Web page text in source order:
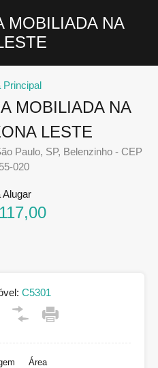
MOBILIADA NA
Principal
MOBILIADA NA
LESTE
Paulo, SP, Belenzinho - CEP
020
Alugar
C5301
Área